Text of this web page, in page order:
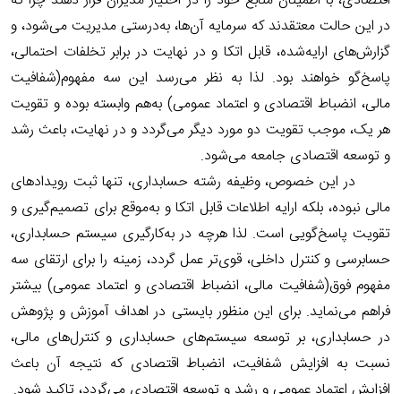
در این حالت معتقدند که سرمایه آن‌ها، به‌درستی مدیریت می‌شود، و
گزارش‌های ارایه‌شده، قابل اتکا و در نهایت در برابر تخلفات احتمالی،
پاسخ‌گو خواهند بود. لذا به نظر می‌رسد این سه مفهوم(شفافیت
مالی، انضباط اقتصادی و اعتماد عمومی) به‌هم وابسته بوده و تقویت
هر یک، موجب تقویت دو مورد دیگر می‌گردد و در نهایت، باعث رشد
و توسعه اقتصادی جامعه می‌شود.
در این خصوص، وظیفه رشته حسابداری، تنها ثبت رویدادهای
مالی نبوده، بلکه ارایه اطلاعات قابل اتکا و به‌موقع برای تصمیم‌گیری و
تقویت پاسخ‌گویی است. لذا هرچه در به‌کارگیری سیستم حسابداری،
حسابرسی و کنترل داخلی، قوی‌تر عمل گردد، زمینه را برای ارتقای سه
مفهوم فوق(شفافیت مالی، انضباط اقتصادی و اعتماد عمومی) بیشتر
فراهم می‌نماید. برای این منظور بایستی در اهداف آموزش و پژوهش
در حسابداری، بر توسعه سیستم‌های حسابداری و کنترل‌های مالی،
نسبت به افزایش شفافیت، انضباط اقتصادی که نتیجه آن باعث